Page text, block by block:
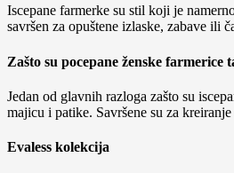
Iscepane farmerke su stil koji je
savršen za opuštene izlaske, zabave ili
Zašto su pocepane ženske farmerice
Jedan od glavnih razloga zašto su
majicu i patike. Savršene su za
Evaless kolekcija